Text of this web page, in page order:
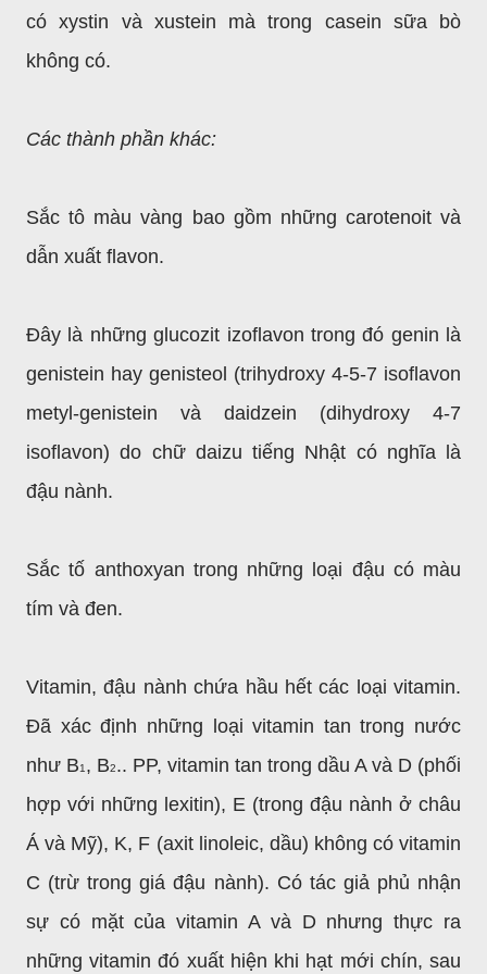
có xystin và xustein mà trong casein sữa bò
không có.
Các thành phần khác:
Sắc tô màu vàng bao gồm những carotenoit và
dẫn xuất flavon.
Đây là những glucozit izoflavon trong đó genin là
genistein hay genisteol (trihydroxy 4-5-7 isoflavon
metyl-genistein và daidzein (dihydroxy 4-7
isoflavon) do chữ daizu tiếng Nhật có nghĩa là
đậu nành.
Sắc tố anthoxyan trong những loại đậu có màu
tím và đen.
Vitamin, đậu nành chứa hầu hết các loại vitamin.
Đã xác định những loại vitamin tan trong nước
như B1 , B2.. PP, vitamin tan trong dầu A và D (phối
hợp với những lexitin), E (trong đậu nành ở châu
Á và Mỹ), K, F (axit linoleic, dầu) không có vitamin
C (trừ trong giá đậu nành). Có tác giả phủ nhận
sự có mặt của vitamin A và D nhưng thực ra
những vitamin đó xuất hiện khi hạt mới chín, sau